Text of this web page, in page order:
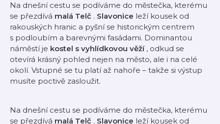
Na dnešní cestu se podíváme do městečka, kterému
se přezdívá malá Telč . Slavonice leží kousek od
rakouských hranic a pyšní se historickým centrem
s podloubím a barevnými fasádami. Dominantou
náměstí je kostel s vyhlídkovou věží , odkud se
otevírá krásný pohled nejen na město, ale i na celé
okolí. Vstupné se tu platí až nahoře – takže si výstup
musíte poctivě zasloužit.
Na dnešní cestu se podíváme do městečka, kterému
se přezdívá malá Telč . Slavonice leží kousek od